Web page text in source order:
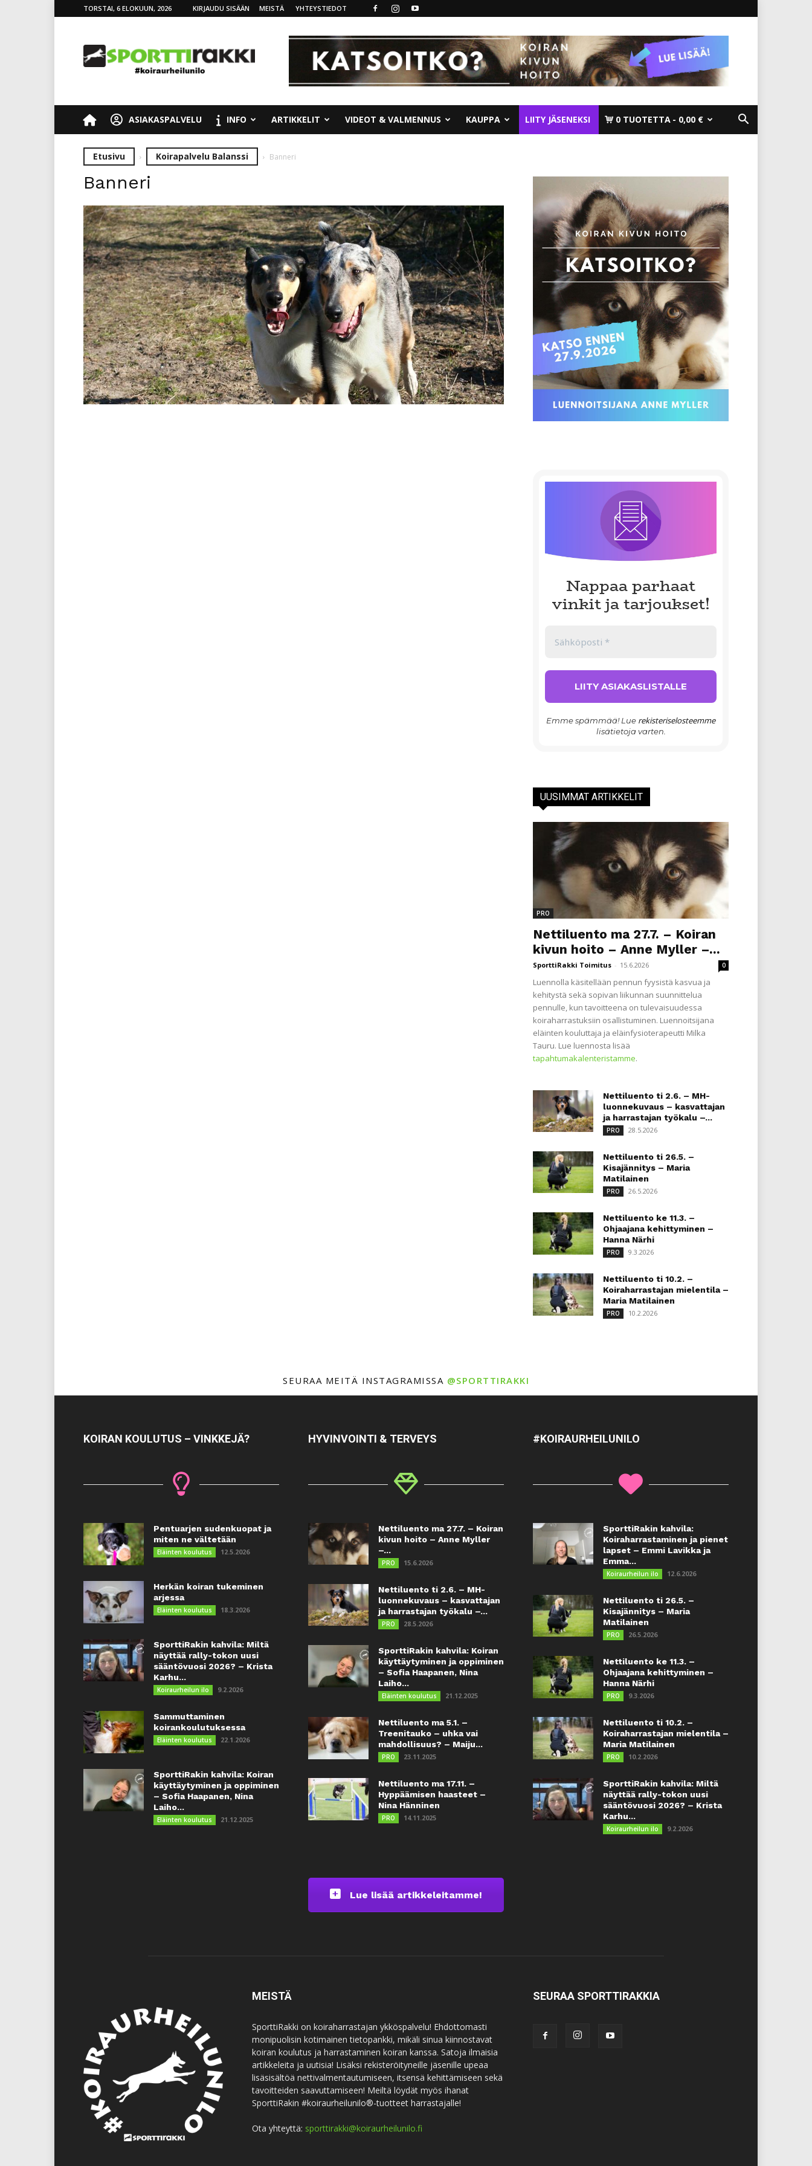
TORSTAI, 6 ELOKUUN, 2026 KIRJAUDU SISÄÄN MEISTÄ YHTEYSTIEDOT
ASIAKASPALVELU INFO ARTIKKELIT VIDEOT & VALMENNUS KAUPPA LIITY JÄSENEKSI 0 TUOTETTA 0,00 €
Etusivu Koirapalvelu Balanssi Banneri
Banneri
Nappaa parhaat
vinkit ja tarjoukset!
Emme spämmää! Lue rekisteriselosteemme
lisätietoja varten.
UUSIMMAT ARTIKKELIT
PRO
Nettiluento ma 27.7. – Koiran
kivun hoito – Anne Myller –...
SporttiRakki Toimitus - 15.6.2026 0
Luennolla käsitellään pennun fyysistä kasvua ja
kehitystä sekä sopivan liikunnan suunnittelua
pennulle, kun tavoitteena on tulevaisuudessa
koiraharrastuksiin osallistuminen. Luennoitsijana
eläinten kouluttaja ja eläinfysioterapeutti Milka
Tauru. Lue luennosta lisää
tapahtumakalenteristamme.
Nettiluento ti 2.6. – MH-
luonnekuvaus – kasvattajan
ja harrastajan työkalu –...
PRO 28.5.2026
Nettiluento ti 26.5. –
Kisajännitys – Maria
Matilainen
PRO 26.5.2026
Nettiluento ke 11.3. –
Ohjaajana kehittyminen –
Hanna Närhi
PRO 9.3.2026
Nettiluento ti 10.2. –
Koiraharrastajan mielentila –
Maria Matilainen
PRO 10.2.2026
SEURAA MEITÄ INSTAGRAMISSA @SPORTTIRAKKI
KOIRAN KOULUTUS – VINKKEJÄ?
Pentuarjen sudenkuopat ja
miten ne vältetään
Eläinten koulutus 12.5.2026
Herkän koiran tukeminen
arjessa
Eläinten koulutus 18.3.2026
SporttiRakin kahvila: Miltä
näyttää rally-tokon uusi
sääntövuosi 2026? – Krista
Karhu...
Koiraurheilun ilo 9.2.2026
Sammuttaminen
koirankoulutuksessa
Eläinten koulutus 22.1.2026
SporttiRakin kahvila: Koiran
käyttäytyminen ja oppiminen
– Sofia Haapanen, Nina
Laiho...
Eläinten koulutus 21.12.2025
HYVINVOINTI & TERVEYS
Nettiluento ma 27.7. – Koiran
kivun hoito – Anne Myller
–...
PRO 15.6.2026
Nettiluento ti 2.6. – MH-
luonnekuvaus – kasvattajan
ja harrastajan työkalu –...
PRO 28.5.2026
SporttiRakin kahvila: Koiran
käyttäytyminen ja oppiminen
– Sofia Haapanen, Nina
Laiho...
Eläinten koulutus 21.12.2025
Nettiluento ma 5.1. –
Treenitauko – uhka vai
mahdollisuus? – Maiju...
PRO 23.11.2025
Nettiluento ma 17.11. –
Hyppäämisen haasteet –
Nina Hänninen
PRO 14.11.2025
Lue lisää artikkeleitamme!
#KOIRAURHEILUNILO
SporttiRakin kahvila:
Koiraharrastaminen ja pienet
lapset – Emmi Lavikka ja
Emma...
Koiraurheilun ilo 12.6.2026
Nettiluento ti 26.5. –
Kisajännitys – Maria
Matilainen
PRO 26.5.2026
Nettiluento ke 11.3. –
Ohjaajana kehittyminen –
Hanna Närhi
PRO 9.3.2026
Nettiluento ti 10.2. –
Koiraharrastajan mielentila –
Maria Matilainen
PRO 10.2.2026
SporttiRakin kahvila: Miltä
näyttää rally-tokon uusi
sääntövuosi 2026? – Krista
Karhu...
Koiraurheilun ilo 9.2.2026
MEISTÄ
SporttiRakki on koiraharrastajan ykköspalvelu! Ehdottomasti
monipuolisin kotimainen tietopankki, mikäli sinua kiinnostavat
koiran koulutus ja harrastaminen koiran kanssa. Satoja ilmaisia
artikkeleita ja uutisia! Lisäksi rekisteröityneille jäsenille upeaa
lisäsisältöä nettivalmentautumiseen, itsensä kehittämiseen sekä
tavoitteiden saavuttamiseen! Meiltä löydät myös ihanat
SporttiRakin #koiraurheilunilo®-tuotteet harrastajalle!
Ota yhteyttä: sporttirakki@koiraurheilunilo.fi
SEURAA SPORTTIRAKKIA